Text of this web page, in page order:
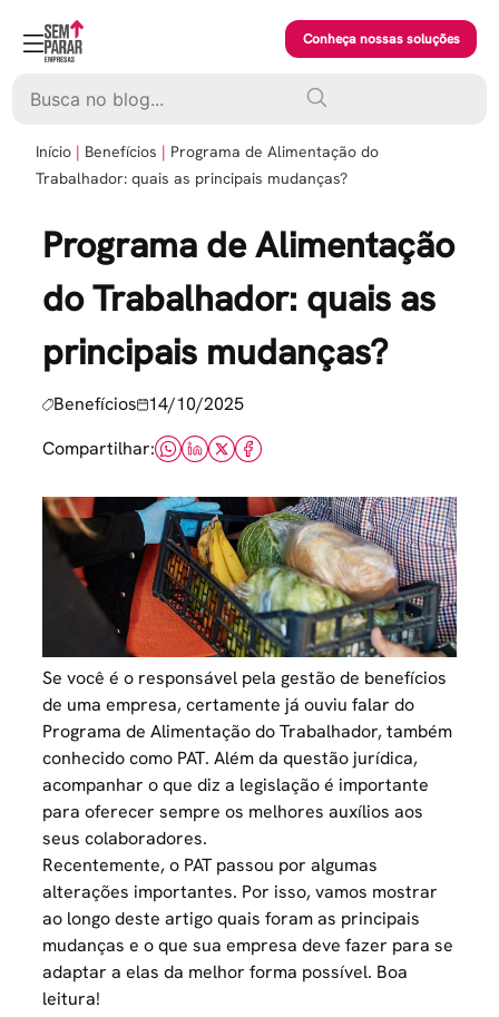
content
Conheça nossas soluções
Início Benefícios
Programa de Alimentação do
Trabalhador: quais as principais mudanças?
Programa de Alimentação
do Trabalhador: quais as
principais mudanças?
Benefícios 14/10/2025
Compartilhar:
Se você é o responsável pela gestão de benefícios
de uma empresa, certamente já ouviu falar do
Programa de Alimentação do Trabalhador, também
conhecido como PAT. Além da questão jurídica,
acompanhar o que diz a legislação é importante
para oferecer sempre os melhores auxílios aos
seus colaboradores.
Recentemente, o PAT passou por algumas
alterações importantes. Por isso, vamos mostrar
ao longo deste artigo quais foram as principais
mudanças e o que sua empresa deve fazer para se
adaptar a elas da melhor forma possível. Boa
leitura!